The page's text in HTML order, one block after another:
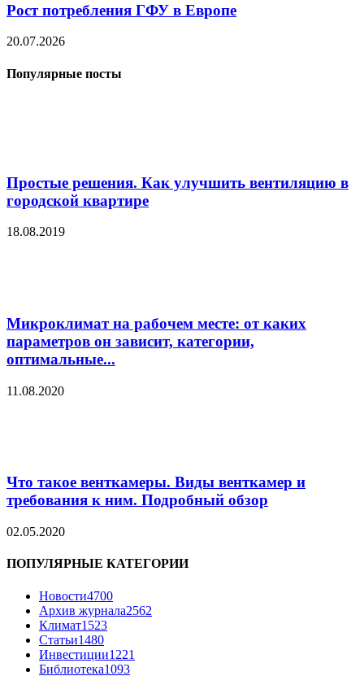
Рост потребления ГФУ в Европе
20.07.2026
Популярные посты
Простые решения. Как улучшить вентиляцию в
городской квартире
18.08.2019
Микроклимат на рабочем месте: от каких
параметров он зависит, категории,
оптимальные...
11.08.2020
Что такое венткамеры. Виды венткамер и
требования к ним. Подробный обзор
02.05.2020
ПОПУЛЯРНЫЕ КАТЕГОРИИ
Новости4700
Архив журнала2562
Климат1523
Статьи1480
Инвестиции1221
Библиотека1093